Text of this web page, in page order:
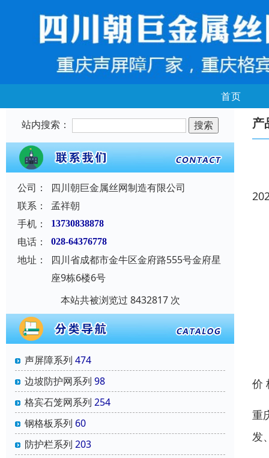
首页
站内搜索：
公司：
四川朝巨金属丝网制造有限公司
联系：
孟祥朝
手机：
13730838878
电话： 028-64376778
地址：
四川省成都市金牛区金府路555号金府星
座9栋6楼6号
本站共被浏览过 8432817 次
声屏障系列 474
边坡防护网系列 98
格宾石笼网系列 254
钢格板系列 60
防护栏系列 203
产
价
重
发